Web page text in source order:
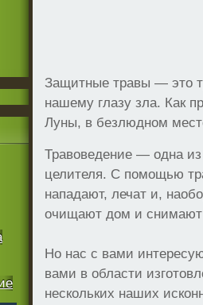
Защитные травы — это
нашему глазу зла. Как
Луны, в безлюдном
Травоведение — одна
целителя. С помощью
нападают, лечат и,
очищают дом и снимают
Но нас с вами
вами в области
нескольких наших